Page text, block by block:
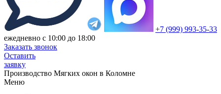
+7 (999) 993-35-33
ежедневно с 10:00 до 18:00
Заказать звонок
Оставить
заявку
Производство Мягких окон в Коломне
Меню